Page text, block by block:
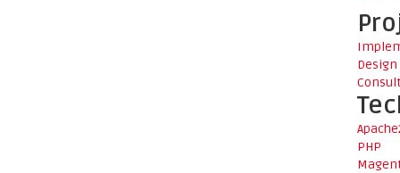
Design
PHP